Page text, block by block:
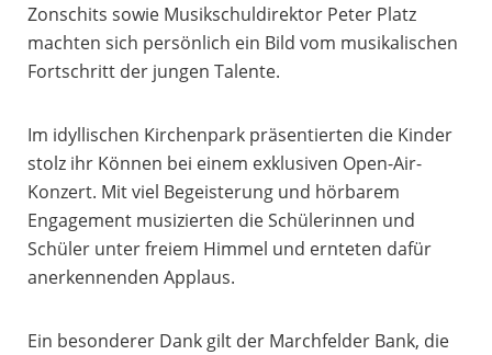
Zonschits sowie Musikschuldirektor Peter Platz
machten sich persönlich ein Bild vom musikalischen
Fortschritt der jungen Talente.
Im idyllischen Kirchenpark präsentierten die Kinder
stolz ihr Können bei einem exklusiven Open-Air-
Konzert. Mit viel Begeisterung und hörbarem
Engagement musizierten die Schülerinnen und
Schüler unter freiem Himmel und ernteten dafür
anerkennenden Applaus.
Ein besonderer Dank gilt der Marchfelder Bank, die